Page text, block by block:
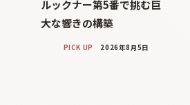
ルックナー第5番で挑む巨
大な響きの構築
PICK UP 2026年8月5日